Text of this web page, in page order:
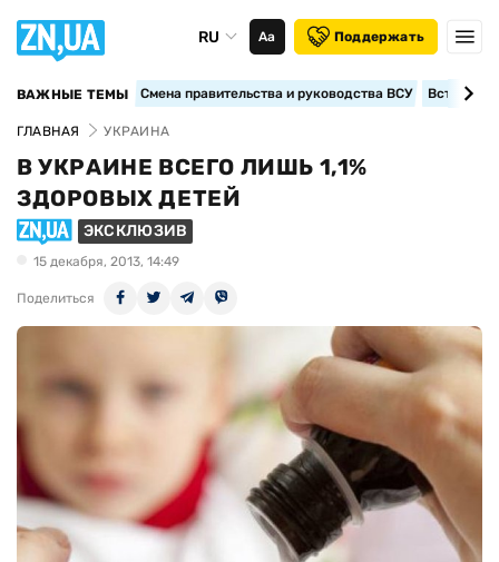
RU Аа Поддержать
ВАЖНЫЕ ТЕМЫ Смена правительства и руководства ВСУ
ГЛАВНАЯ УКРАИНА
В УКРАИНЕ ВСЕГО ЛИШЬ 1,1%
ЗДОРОВЫХ ДЕТЕЙ
ЭКСКЛЮЗИВ
15 декабря, 2013, 14:49
Поделиться